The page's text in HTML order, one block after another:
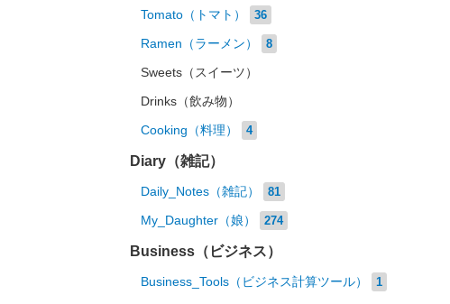
Tomato（トマト） 36
Ramen（ラーメン） 8
Sweets（スイーツ）
Drinks（飲み物）
Cooking（料理） 4
Diary（雑記）
Daily_Notes（雑記） 81
My_Daughter（娘） 274
Business（ビジネス）
Business_Tools（ビジネス計算ツール） 1